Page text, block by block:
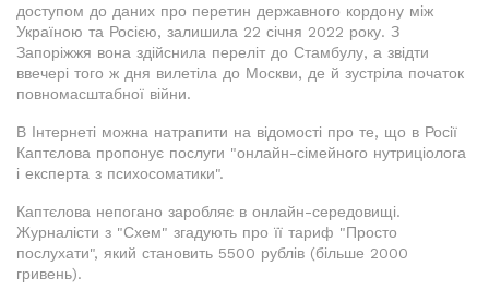
доступом до даних про перетин державного кордону між
Україною та Росією, залишила 22 січня 2022 року. З
Запоріжжя вона здійснила переліт до Стамбулу, а звідти
ввечері того ж дня вилетіла до Москви, де й зустріла початок
повномасштабної війни.
В Інтернеті можна натрапити на відомості про те, що в Росії
Каптєлова пропонує послуги "онлайн-сімейного нутриціолога
і експерта з психосоматики".
Каптєлова непогано заробляє в онлайн-середовищі.
Журналісти з "Схем" згадують про її тариф "Просто
послухати", який становить 5500 рублів (більше 2000
гривень).